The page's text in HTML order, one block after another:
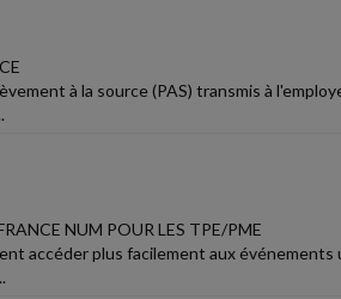
à la source (PAS) transmis à
NUM POUR LES TPE/PME
accéder plus facilement aux